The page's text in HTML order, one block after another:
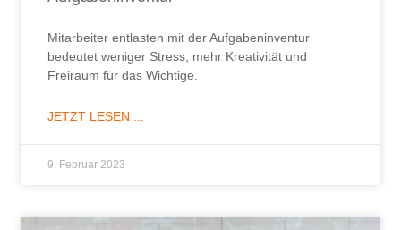
Mitarbeiter entlasten mit der Aufgabeninventur
bedeutet weniger Stress, mehr Kreativität und
Freiraum für das Wichtige.
JETZT LESEN ...
9. Februar 2023